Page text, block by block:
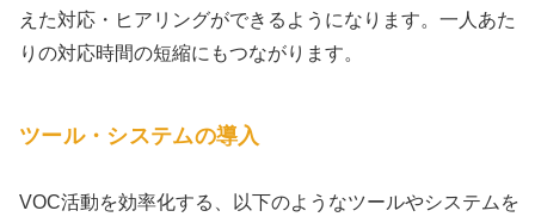
えた対応・ヒアリングができるようになります。一人あた
りの対応時間の短縮にもつながります。
ツール・システムの導入
VOC活動を効率化する、以下のようなツールやシステムを